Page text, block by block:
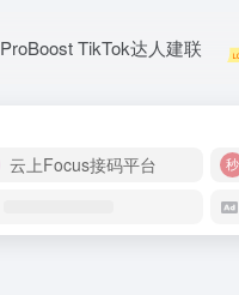
ProBoost TikTok达人建联
云上Focus接码平台